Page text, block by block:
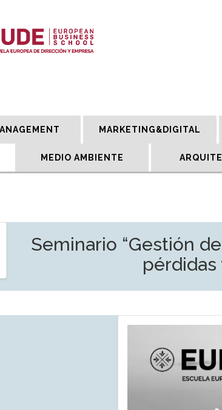
MARKETING&DIGITAL
MEDIO AMBIENTE
Seminario “Gestión
pérdidas